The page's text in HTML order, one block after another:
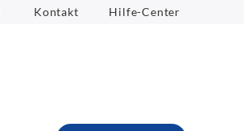
Kontakt Hilfe-Center